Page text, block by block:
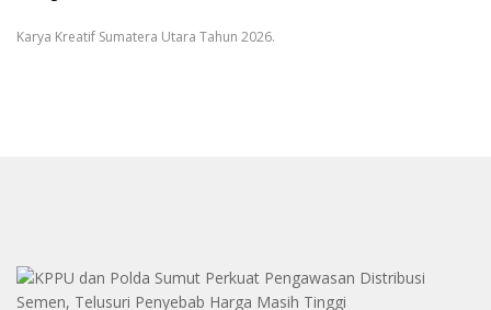
Karya Kreatif Sumatera Utara Tahun 2026.